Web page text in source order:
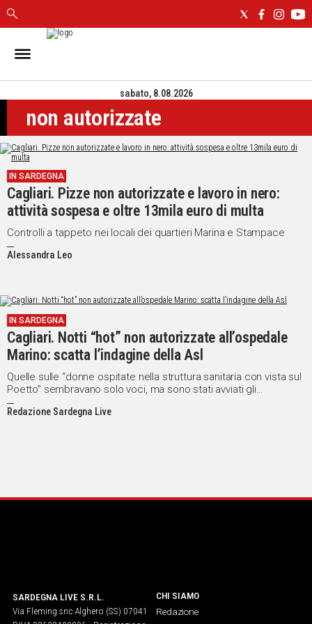
IN
CAGLIARI
SASSARI
NUORO
ORISTANO
SULCIS
GALLURA
OGLIASTRA
CAMPIDANO
POLITICA
IN
ITALIA
NEL
MONDO
SPORT
EVENTI
WHATSAPP
sabato, 8.08.2026
non autorizzate
IN SARDEGNA
Cagliari. Pizze non autorizzate e lavoro in nero:
attività sospesa e oltre 13mila euro di multa
Controlli a tappeto nei locali dei quartieri Marina e Stampace
Alessandra Leo
IN SARDEGNA
Cagliari. Notti “hot” non autorizzate all’ospedale
Marino: scatta l’indagine della Asl
Quelle sulle “donne ospitate nella struttura sanitaria con vista sul
Poetto” sembravano solo voci, ma sono stati avviati gli
accertamenti formali
Redazione Sardegna Live
SARDEGNA LIVE S.R.L.
Via Fleming snc Alghero (SS) 07041
CHI SIAMO
Redazione